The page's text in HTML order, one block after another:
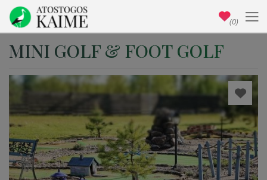
MINI GOLF & FOOT GOLF
(0)